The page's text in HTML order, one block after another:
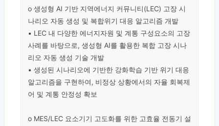
o 생성형 AI 기반 지역에너지 커뮤니티(LEC) 고장 시
나리오 자동 생성 및 복합위기 대응 알고리즘 개발
• LEC 내 다양한 에너지자원 및 계통 구성요소의 고장
사례를 바탕으로, 생성형 AI를 활용한 복합 고장 시나
리오 자동 생성 기술 개발
• 생성된 시나리오에 기반한 강화학습 기반 위기 대응
알고리즘을 구현하여, 비정상 상황에서의 자율 회복제
어 및 계통 안정성 확보
o MES/LEC 요소기기 고도화를 위한 고효율 전동기 설